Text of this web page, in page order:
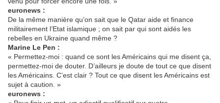
euronews :
De la même manière qu’on sait que le Qatar aide et finance
militairement l’Etat islamique ; on sait par qui sont aidés les
rebelles en Ukraine quand même ?
Marine Le Pen :
« Permettez-moi : quand ce sont les Américains qui me disent ça,
permettez-moi de douter. D’ailleurs je doute de tout ce que disent
les Américains. C’est clair ? Tout ce que disent les Américains est
sujet à caution. »
euronews :